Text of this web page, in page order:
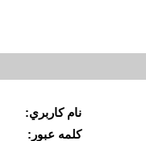
نام كاربري:
كلمه عبور: